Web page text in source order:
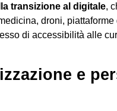
transizione al digitale,
droni,
di accessibilità alle
e